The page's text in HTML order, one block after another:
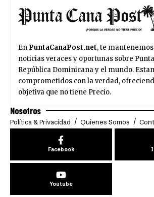
En PuntaCanaPost.net, te
noticias veraces y oportunas sobre
República Dominicana y el mundo.
comprometidos con la verdad,
objetiva que no tiene Precio.
Nosotros
Política & Privacidad Quienes Somos
Facebook
Youtube